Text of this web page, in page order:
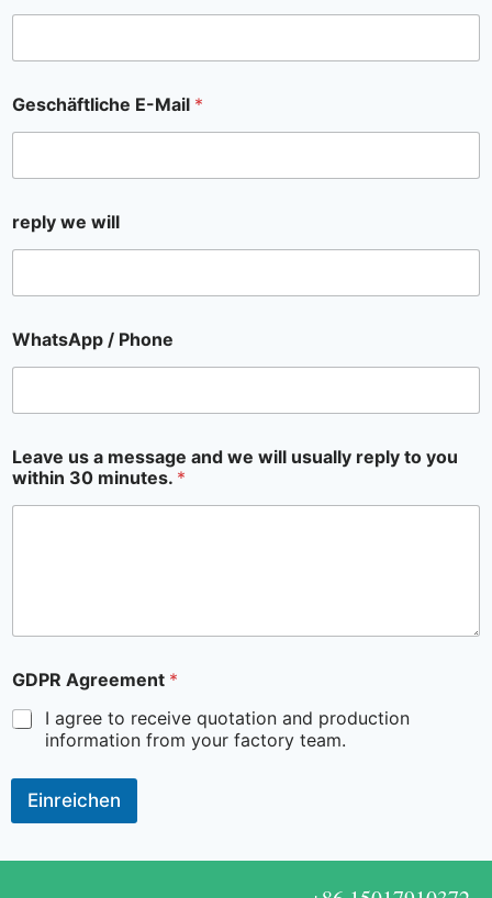
Geschäftliche E-Mail *
reply we will
WhatsApp / Phone
Leave us a message and we will usually reply to you
within 30 minutes. *
GDPR Agreement *
I agree to receive quotation and production
information from your factory team.
Einreichen